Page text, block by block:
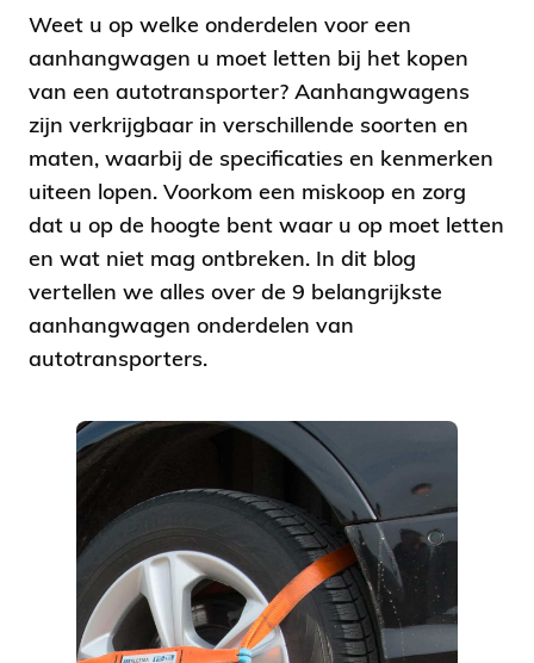
Weet u op welke onderdelen voor een
aanhangwagen u moet letten bij het kopen
van een autotransporter? Aanhangwagens
zijn verkrijgbaar in verschillende soorten en
maten, waarbij de specificaties en kenmerken
uiteen lopen. Voorkom een miskoop en zorg
dat u op de hoogte bent waar u op moet letten
en wat niet mag ontbreken. In dit blog
vertellen we alles over de 9 belangrijkste
aanhangwagen onderdelen van
autotransporters.